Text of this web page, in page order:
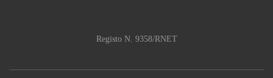
Registo N. 9358/RNET